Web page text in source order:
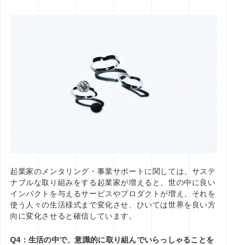
起業家のメンタリング・事業サポートに関しては、サステ
ナブルな取り組みをする起業家が増えると、世の中に良い
インパクトを与えるサービスやプロダクトが増え、それを
使う人々の生活様式まで変化させ、ひいては世界を良い方
向に変化させると確信しています。
Q4：生活の中で、意識的に取り組んでいらっしゃることを